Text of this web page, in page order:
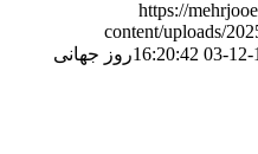
https://
content/uploads/
روز جهانی